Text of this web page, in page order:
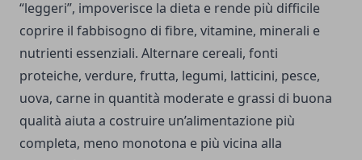
“leggeri”, impoverisce la dieta e rende più difficile
coprire il fabbisogno di fibre, vitamine, minerali e
nutrienti essenziali. Alternare cereali, fonti
proteiche, verdure, frutta, legumi, latticini, pesce,
uova, carne in quantità moderate e grassi di buona
qualità aiuta a costruire un’alimentazione più
completa, meno monotona e più vicina alla